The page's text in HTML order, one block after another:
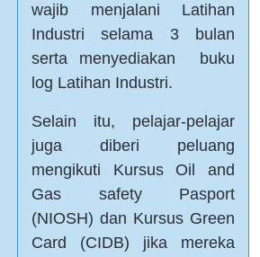
wajib menjalani Latihan
Industri selama 3 bulan
serta menyediakan buku
log Latihan Industri.
Selain itu, pelajar-pelajar
juga diberi peluang
mengikuti Kursus Oil and
Gas safety Pasport
(NIOSH) dan Kursus Green
Card (CIDB) jika mereka